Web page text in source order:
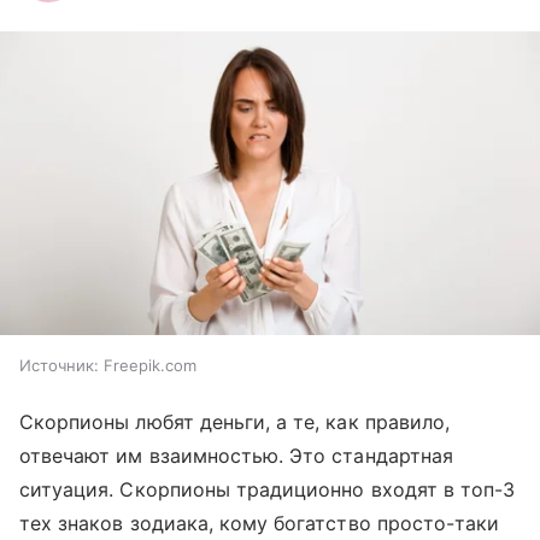
Источник: Freepik.com
Скорпионы любят деньги, а те, как правило,
отвечают им взаимностью. Это стандартная
ситуация. Скорпионы традиционно входят в топ-3
тех знаков зодиака, кому богатство просто-таки